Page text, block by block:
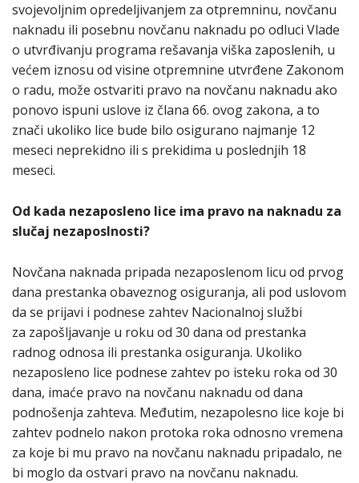
svojevoljnim opredeljivanjem za otpremninu, novčanu
naknadu ili posebnu novčanu naknadu po odluci Vlade
o utvrđivanju programa rešavanja viška zaposlenih, u
većem iznosu od visine otpremnine utvrđene Zakonom
o radu, može ostvariti pravo na novčanu naknadu ako
ponovo ispuni uslove iz člana 66. ovog zakona, a to
znači ukoliko lice bude bilo osigurano najmanje 12
meseci neprekidno ili s prekidima u poslednjih 18
meseci.
Od kada nezaposleno lice ima pravo na naknadu za
slučaj nezaposlnosti?
Novčana naknada pripada nezaposlenom licu od prvog
dana prestanka obaveznog osiguranja, ali pod uslovom
da se prijavi i podnese zahtev Nacionalnoj službi
za zapošljavanje u roku od 30 dana od prestanka
radnog odnosa ili prestanka osiguranja. Ukoliko
nezaposleno lice podnese zahtev po isteku roka od 30
dana, imaće pravo na novčanu naknadu od dana
podnošenja zahteva. Međutim, nezapolesno lice koje bi
zahtev podnelo nakon protoka roka odnosno vremena
za koje bi mu pravo na novčanu naknadu pripadalo, ne
bi moglo da ostvari pravo na novčanu naknadu.